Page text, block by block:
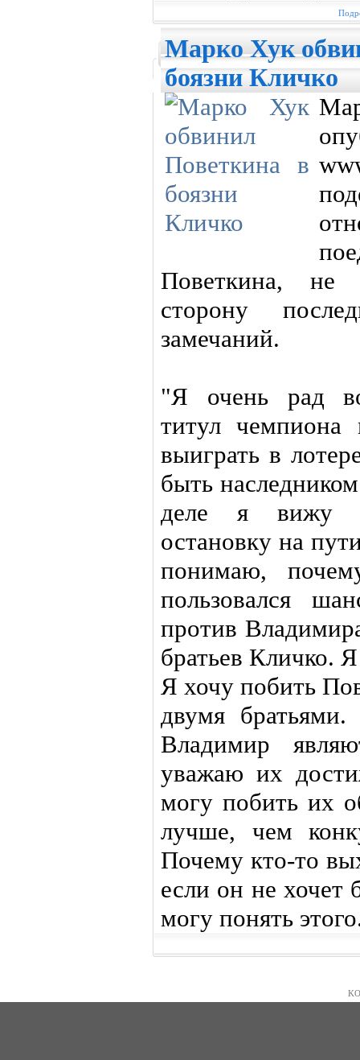
Марко Хук
боязни Кличко
Поветкина, не
сторону
замечаний.
"Я очень рад
титул
выиграть в
быть
деле я вижу
остановку на
понимаю,
пользовался
против
братьев Кличко.
Я хочу побить
двумя
Владимир
уважаю их
могу побить их
лучше, чем
Почему кто-то
если он не хочет
могу понять